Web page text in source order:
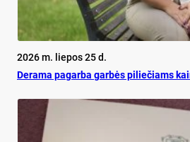
2026 m. liepos 25 d.
De­ra­ma pa­gar­ba gar­bės pi­lie­čiams